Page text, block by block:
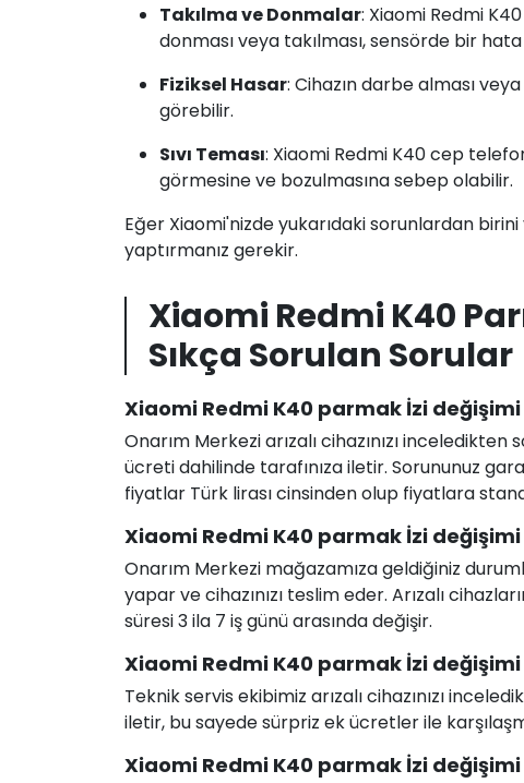
Takılma ve Donmalar: Xiaomi Redmi
donması veya takılması, sensörde bir
Fiziksel Hasar: Cihazın darbe alması
görebilir.
Sıvı Teması: Xiaomi Redmi K40 cep
görmesine ve bozulmasına sebep olabilir.
Eğer Xiaomi'nizde yukarıdaki sorunlardan birini
yaptırmanız gerekir.
Xiaomi Redmi K40
Sıkça Sorulan Sorular
Xiaomi Redmi K40 parmak İzi
Onarım Merkezi arızalı cihazınızı
ücreti dahilinde tarafınıza iletir. Sorununuz
fiyatlar Türk lirası cinsinden olup fiyatlara
Xiaomi Redmi K40 parmak İzi
Onarım Merkezi mağazamıza geldiğiniz
yapar ve cihazınızı teslim eder. Arızalı
süresi 3 ila 7 iş günü arasında değişir.
Xiaomi Redmi K40 parmak İzi değişimi
Teknik servis ekibimiz arızalı cihazınızı
iletir, bu sayede sürpriz ek ücretler ile
Xiaomi Redmi K40 parmak İzi